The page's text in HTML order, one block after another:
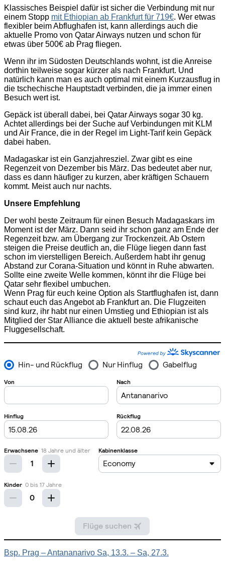
Klassisches Beispiel dafür ist sicher die Verbindung mit nur
einem Stopp mit Ethiopian ab Frankfurt für 719€. Wer etwas
flexibler beim Abflughafen ist, kann allerdings auch die
aktuelle Promo von Qatar Airways nutzen und schon für
etwas über 500€ ab Prag fliegen.
Wenn ihr im Südosten Deutschlands wohnt, ist die Anreise
dorthin teilweise sogar kürzer als nach Frankfurt. Und
natürlich kann man es auch optimal mit einem Kurzausflug in
die tschechische Hauptstadt verbinden, die ja immer einen
Besuch wert ist.
Gepäck ist überall dabei, bei Qatar Airways sogar 30 kg.
Achtet allerdings bei der Suche auf Verbindungen mit KLM
und Air France, die in der Regel im Light-Tarif kein Gepäck
dabei haben.
Madagaskar ist ein Ganzjahresziel. Zwar gibt es eine
Regenzeit von Dezember bis März. Das bedeutet aber nur,
dass es dann häufiger zu kurzen, aber kräftigen Schauern
kommt. Meist auch nur nachts.
Unsere Empfehlung
Der wohl beste Zeitraum für einen Besuch Madagaskars im
Moment ist der März. Dann seid ihr schon ganz am Ende der
Regenzeit bzw. am Übergang zur Trockenzeit. Ab Ostern
steigen die Preise deutlich an, die Flüge liegen dann fast
schon im vierstelligen Bereich. Außerdem habt ihr genug
Abstand zur Corana-Situation und könnt in Ruhe abwarten.
Sollte eine zweite Welle kommen, könnt ihr die Flüge bei
Qatar sehr flexibel umbuchen.
Wenn Prag für euch keine Option als Startflughafen ist, dann
schaut euch das Angebot ab Frankfurt an. Die Flugzeiten
sind kurz, ihr habt nur einen Umstieg und Ethiopian ist als
Mitglied der Star Alliance die aktuell beste afrikanische
Fluggesellschaft.
Bsp. Prag – Antananarivo Sa, 13.3. – Sa, 27.3.